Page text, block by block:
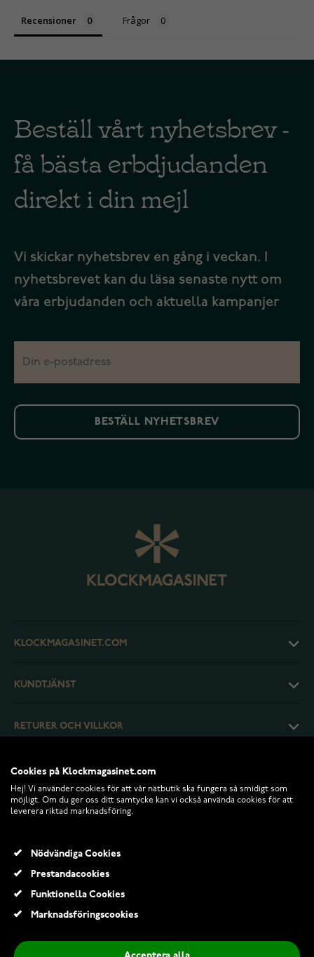
Recensioner Frågor
Beställ vårt nyhetsbrev -
få bästa erbdjudanden
direkt i din mejl
Vi skickar nyhetsbrev en gång i veckan. I
nyhetsbrevet kan du läsa senaste nytt om
våra erbjudanden och aktuella kampanjer
BESTÄLL NYHETSBREV
KLOCKMAGASINET.COM
KUNDTJÄNST
RETURER OCH VILLKOR
INFO
Cookies på Klockmagasinet.com
Hej! Vi använder cookies för att vår nätbutik ska fungera så smidigt som
möjligt. Om du ger oss ditt samtycke kan vi också använda cookies för att
leverera riktad marknadsföring.
Nödvändiga Cookies
Prestandacookies
Funktionella Cookies
Marknadsföringscookies